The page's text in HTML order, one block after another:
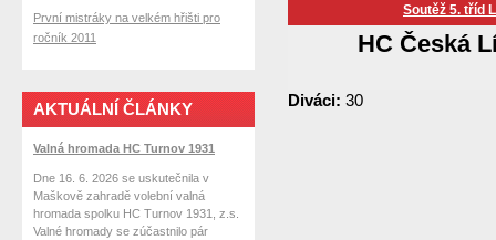
Soutěž 5. tříd
HC Česká
Diváci: 30
První mistráky na velkém hřišti pro
ročník 2011
AKTUÁLNÍ ČLÁNKY
Valná hromada HC Turnov 1931
Dne 16. 6. 2026 se uskutečnila v
Maškově zahradě volební valná
hromada spolku HC Turnov 1931, z.s.
Valné hromady se zúčastnilo pár